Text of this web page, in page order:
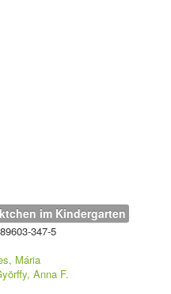
im Kindergarten
347-5
Mária
Anna F.